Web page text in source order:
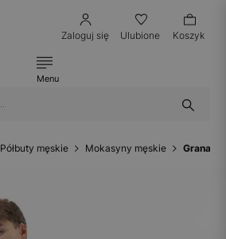
Zaloguj się Ulubione Koszyk
Menu
Półbuty męskie Mokasyny męskie